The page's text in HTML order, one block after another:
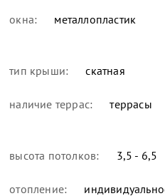
окна: металлопластик
тип крыши: скатная
наличие террас: террасы
высота потолков: 3,5 - 6,5
отопление: